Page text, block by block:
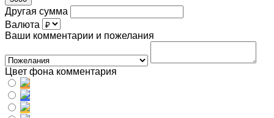
Другая сумма
Валюта
Ваши комментарии и пожелания
Цвет фона комментария